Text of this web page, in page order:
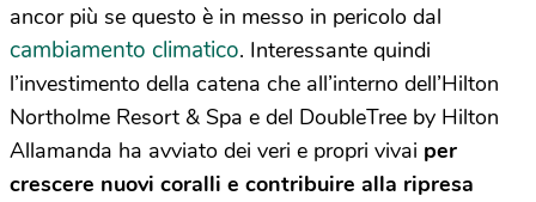
ancor più se questo è in messo in pericolo dal
cambiamento climatico. Interessante quindi
l’investimento della catena che all’interno dell’Hilton
Northolme Resort & Spa e del DoubleTree by Hilton
Allamanda ha avviato dei veri e propri vivai per
crescere nuovi coralli e contribuire alla ripresa